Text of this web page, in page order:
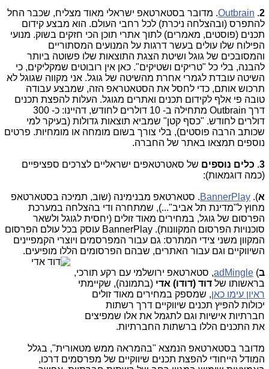
2
.
Outbrain. מדובר בסטארטאפ ישראלי מאוד מצליח, שכבר החל
להתפרס (ובהצלחה ניכרת) לכל רחבי העולם. הוא מבצע קידום
תכנים (פוסטים, מאמרים) לתוך אתרי תוכן הכי חזקים בשוק. מנועי
הפילוח שלו עולים בעשר דרגות על המנועים המסתוריים
והמסובכים של גוגל ושיטת הצגת התוצאות שלו פשוטה ביותר
להבנה, בלי כל "טריקים ושטיקים". כאן אין רובוטים שמקליקים, כי
השיטה עובדת לגמרי אחרת מהשיטה של גוגל. אני מקווה שגוגל לא
תרכוש אותם, כדי לחסל את הסטאטראפ הזה, שמבצע עבודה
טובה פי אלף לקידום תכנים ואתרים מגוגל. העלות להפצת תכנים
דרך Outbrain מתחילה ב- 10 דולרים לחודש, דהיינו: כ- 300
דולרים לחודש. "כסף קטן" שמביא תוצאות גדולות (בעיקר למי
שכותב הרבה פוסטים), בלי צורך בשום מומחה או מומחיות. פרטים
נוספים תמצאו באתר של החברה.
3
. כלים נוספים של סאטרטאפים ישראליים לצרכים ספציפיים
(כמה דוגמאות):
א).
BannerPlay. סטארטאפ מבנימינה (שוב, תמיכה בסטארטאפ
מחוץ ל"מדינת תל אביב"...), שמתחרה ודי בהצלחה במערכת
הפרסום של גוגל, במחירים מאוד זולים (יחסית לגוגל ולשאר
סוכנויות הפרסום המקוונות). BannerPlay עוסק בכל עולם הפרסום
המקוון משני צידי המתרס: גם עבור המפרסמים ויוצרי הקמפיינים
השיווקיים וגם עבור האתרים, שבהם הפרסומים הללו מופיעים.
ב)
adMingle, סטארטאפ ירושלמי עם רקע תורכי,
בראשותו של דוד (דודו) אדי (בתמונה), שקיימתי
ראיון עימו כאן, שמספק במחירים מאוד זולים
יכולות להפיץ תכנים שיווקיים דרך רשתות
חברתיות אישיות וגם לתגמל את אלו שמפיצים
את התכנים הללו ברשתות החברתיות.
מדובר בסטארטאפ הנמצא "בהמראה ממש מטאורית", בגלל
המודל הייחודי להפצת תכנים שיווקיים של מפרסמים דרכו,